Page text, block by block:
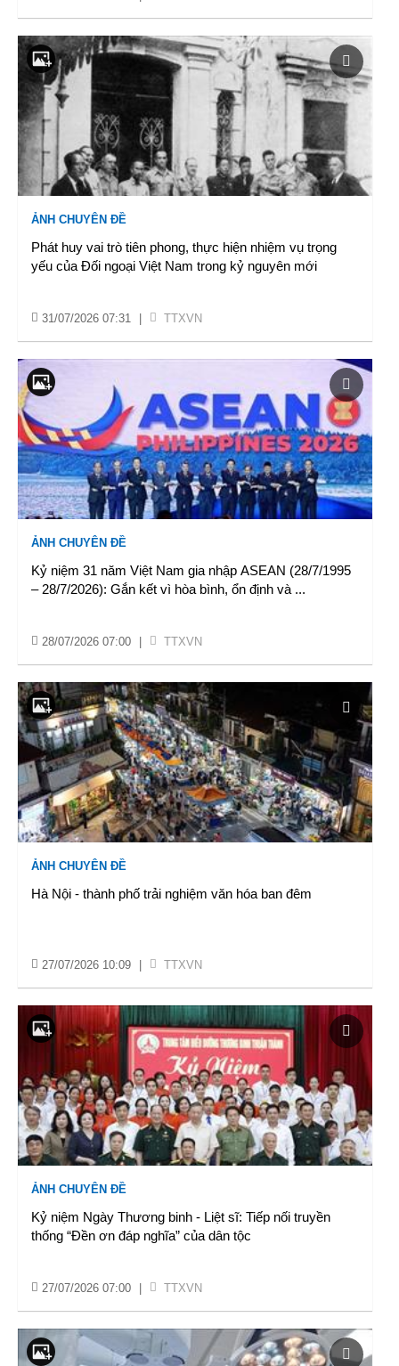
ẢNH CHUYÊN ĐỀ
Phát huy vai trò tiên phong, thực hiện nhiệm vụ trọng
yếu của Đối ngoại Việt Nam trong kỷ nguyên mới
31/07/2026 07:31 TTXVN
ẢNH CHUYÊN ĐỀ
Kỷ niệm 31 năm Việt Nam gia nhập ASEAN (28/7/1995
– 28/7/2026): Gắn kết vì hòa bình, ổn định và ...
28/07/2026 07:00 TTXVN
ẢNH CHUYÊN ĐỀ
Hà Nội - thành phố trải nghiệm văn hóa ban đêm
27/07/2026 10:09 TTXVN
ẢNH CHUYÊN ĐỀ
Kỷ niệm Ngày Thương binh - Liệt sĩ: Tiếp nối truyền
thống “Đền ơn đáp nghĩa” của dân tộc
27/07/2026 07:00 TTXVN